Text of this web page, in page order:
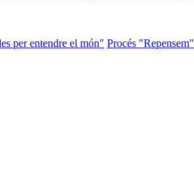
per entendre el món" Procés "Repensem"